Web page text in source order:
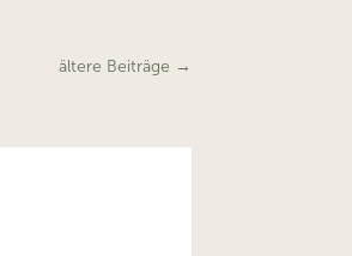
ältere Beiträge →